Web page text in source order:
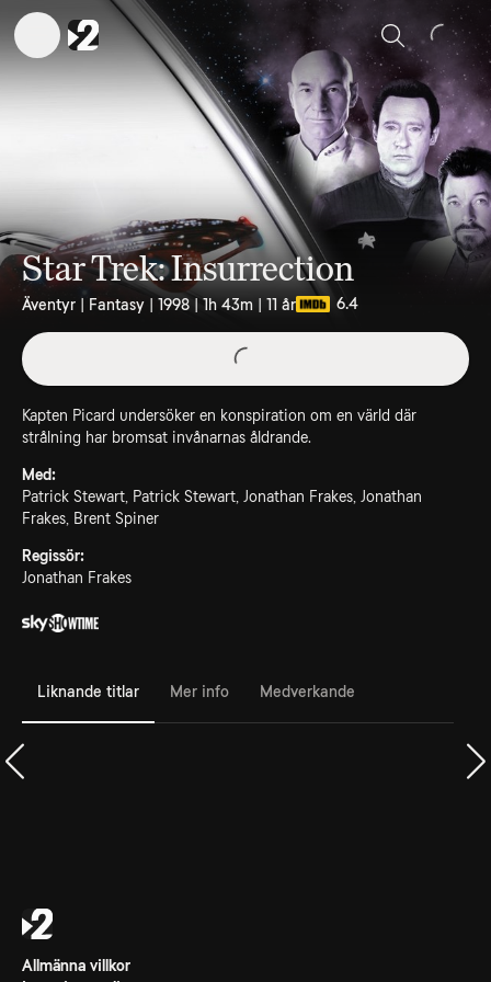
Sök
Star Trek: Insurrection
Äventyr | Fantasy | 1998 | 1h 43m | 11 år 6.4
Kapten Picard undersöker en konspiration om en värld där
strålning har bromsat invånarnas åldrande.
Med:
Patrick Stewart, Patrick Stewart, Jonathan Frakes, Jonathan
Frakes, Brent Spiner
Regissör:
Jonathan Frakes
Liknande titlar Mer info Medverkande
Allmänna villkor